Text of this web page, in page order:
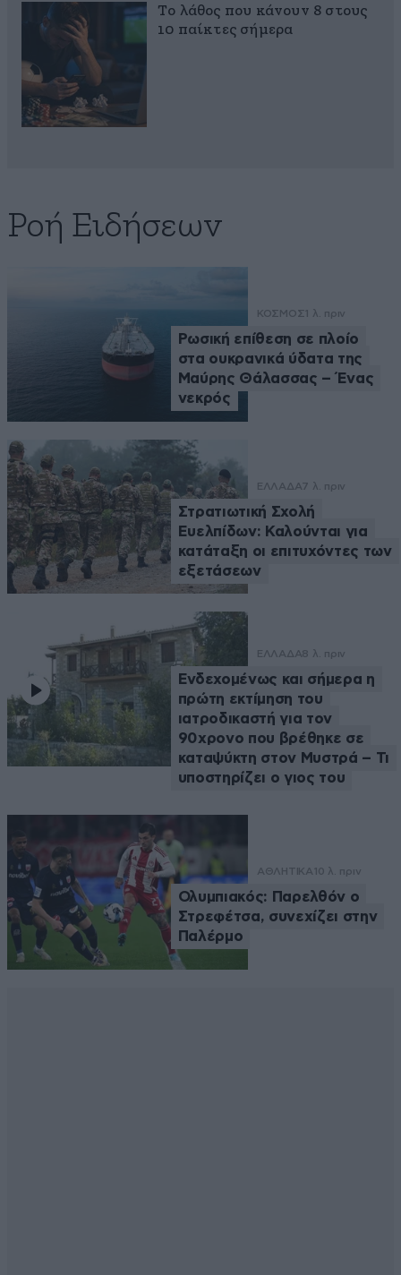
Το λάθος που κάνουν 8 στους
10 παίκτες σήμερα
Ροή Ειδήσεων
ΚΟΣΜΟΣ 1 λ. πριν
Ρωσική επίθεση σε πλοίο
στα ουκρανικά ύδατα της
Μαύρης Θάλασσας – Ένας
νεκρός
ΕΛΛΑΔΑ7 λ. πριν
Στρατιωτική Σχολή
Ευελπίδων: Καλούνται για
κατάταξη οι επιτυχόντες των
εξετάσεων
ΕΛΛΑΔΑ8 λ. πριν
Ενδεχομένως και σήμερα η
πρώτη εκτίμηση του
ιατροδικαστή για τον
90χρονο που βρέθηκε σε
καταψύκτη στον Μυστρά – Τι
υποστηρίζει ο γιος του
ΑΘΛΗΤΙΚΑ 10 λ. πριν
Ολυμπιακός: Παρελθόν ο
Στρεφέτσα, συνεχίζει στην
Παλέρμο